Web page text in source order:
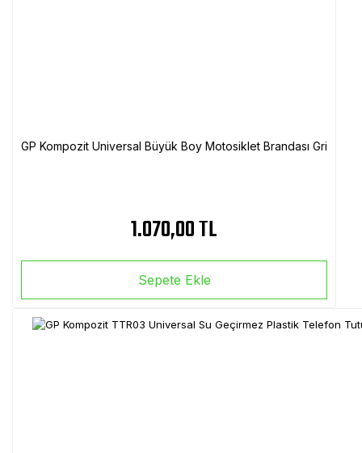
GP Kompozit Universal Büyük Boy Motosiklet Brandası Gri
1.070,00 TL
Sepete Ekle